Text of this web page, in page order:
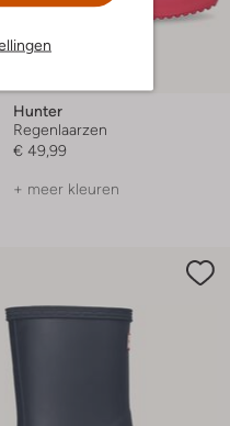
Hunter
Regenlaarzen
€ 49,99
+ meer kleuren